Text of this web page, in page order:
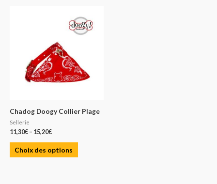
Chadog Doogy Collier Plage
Sellerie
11,30€ – 15,20€
Choix des options